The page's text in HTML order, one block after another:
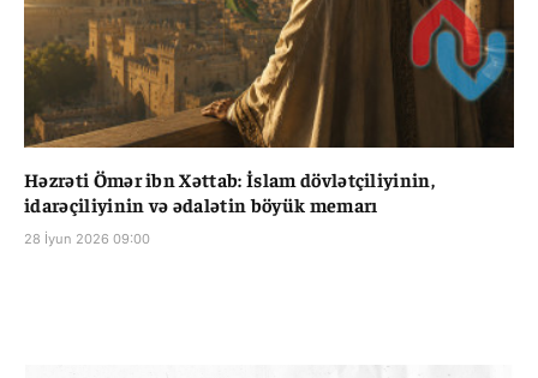
Həzrəti Ömər ibn Xəttab: İslam dövlətçiliyinin,
idarəçiliyinin və ədalətin böyük memarı
28 İyun 2026 09:00